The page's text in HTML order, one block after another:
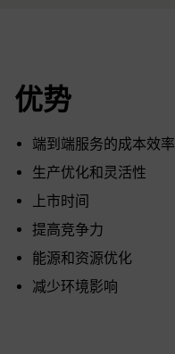
优势
端到端服务的成本效率
生产优化和灵活性
上市时间
提高竞争力
能源和资源优化
减少环境影响